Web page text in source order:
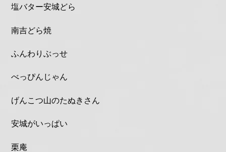
塩バター安城どら
南吉どら焼
ふんわりぶっせ
べっぴんじゃん
げんこつ山のたぬきさん
安城がいっぱい
栗庵